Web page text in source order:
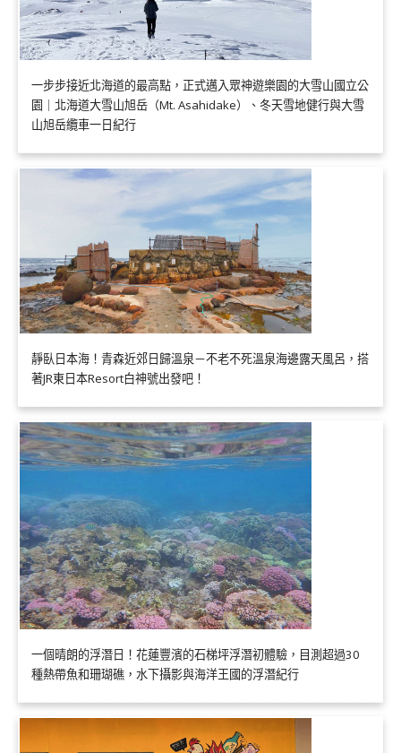
一步步接近北海道的最高點，正式邁入眾神遊樂園的大雪山國立公
園｜北海道大雪山旭岳（Mt. Asahidake）、冬天雪地健行與大雪
山旭岳纜車一日紀行
靜臥日本海！青森近郊日歸溫泉－不老不死溫泉海邊露天風呂，搭
著JR東日本Resort白神號出發吧！
一個晴朗的浮潛日！花蓮豐濱的石梯坪浮潛初體驗，目測超過30
種熱帶魚和珊瑚礁，水下攝影與海洋王國的浮潛紀行